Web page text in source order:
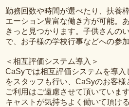
勤務回数や時間が選べたり、扶養
エーション豊富な働き方が可能。
きっと見つかります。子供さんの
で、お子様の学校行事などへの参
＜相互評価システム導入＞
CaSyでは相互評価システムを導入
をスタッフも行い、CaSyのお客
ご利用はご遠慮させて頂いています
キャストが気持ちよく働いて頂け